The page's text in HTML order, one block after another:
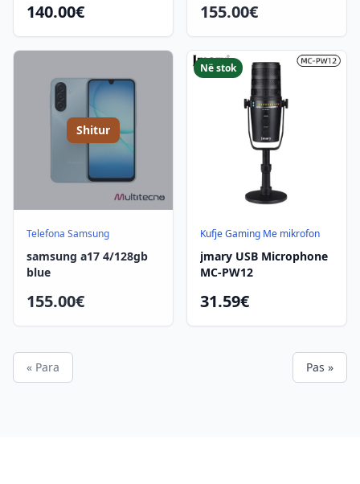
140.00€ 155.00€
Shitur
Telefona Samsung
samsung a17 4/128gb
blue
155.00€
Kufje Gaming Me mikrofon
jmary USB Microphone
MC-PW12
31.59€
Në stok
« Para Pas »